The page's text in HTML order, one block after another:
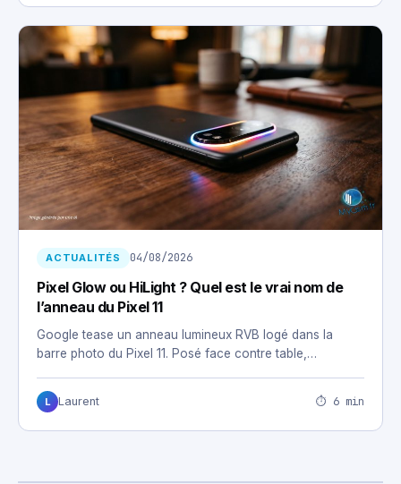
ACTUALITÉS 04/08/2026
Pixel Glow ou HiLight ? Quel est le vrai nom de
l’anneau du Pixel 11
Google tease un anneau lumineux RVB logé dans la
barre photo du Pixel 11. Posé face contre table,…
L Laurent ⏱ 6 min